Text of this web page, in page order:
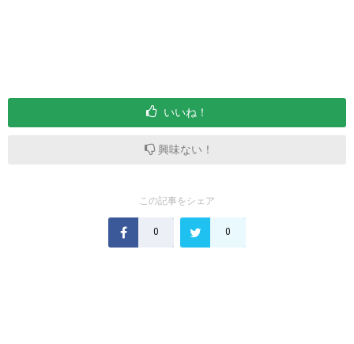
いいね！
興味ない！
この記事をシェア
0 0